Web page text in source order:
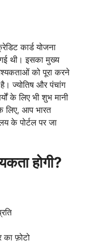
कार्ड योजना
गई थी। इसका मुख्य
को पूरा करने
ज्योतिष और पंचांग
के लिए भी शुभ मानी
लिए, आप भारत
के पोर्टल पर जा
होगी?
का फ़ोटो